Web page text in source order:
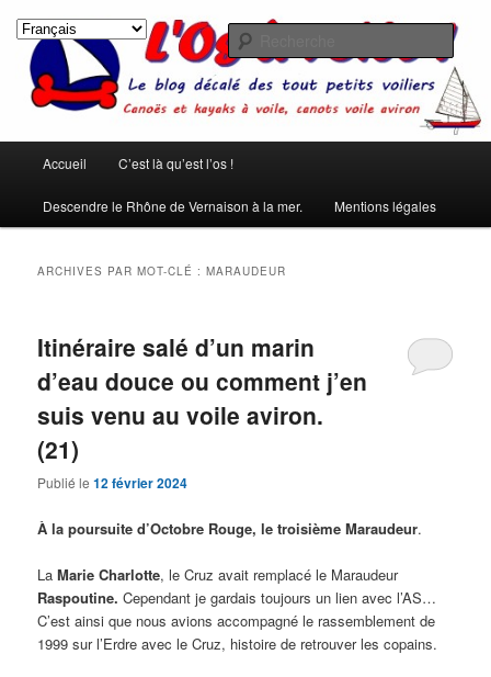
contenu
principal
contenu
secondaire
L'os à voile !
(Pierre Dac)
principal
Accueil C’est là qu’est l’os !
Descendre le Rhône de Vernaison à la mer. Mentions légales
ARCHIVES PAR MOT-CLÉ :MARAUDEUR
Itinéraire salé d’un marin
d’eau douce ou comment j’en
suis venu au voile aviron.
(21)
Publié le12 février 2024
À la poursuite d’Octobre Rouge, le troisième Maraudeur.
LaMarie Charlotte, le Cruz avait remplacé le Maraudeur
Raspoutine. Cependant je gardais toujours un lien avec l’AS…
C’est ainsi que nous avions accompagné le rassemblement de
1999 sur l’Erdre avec le Cruz, histoire de retrouver les copains.